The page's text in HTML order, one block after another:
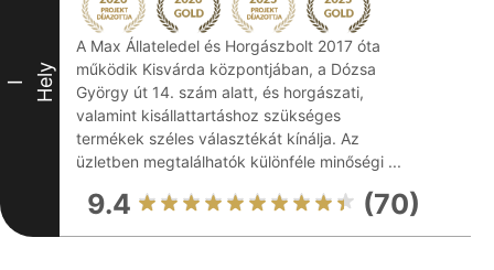
I Hely
A Max Állateledel és Horgászbolt 2017 óta
működik Kisvárda központjában, a Dózsa
György út 14. szám alatt, és horgászati,
valamint kisállattartáshoz szükséges
termékek széles választékát kínálja. Az
üzletben megtalálhatók különféle minőségi ...
9.4 (70)